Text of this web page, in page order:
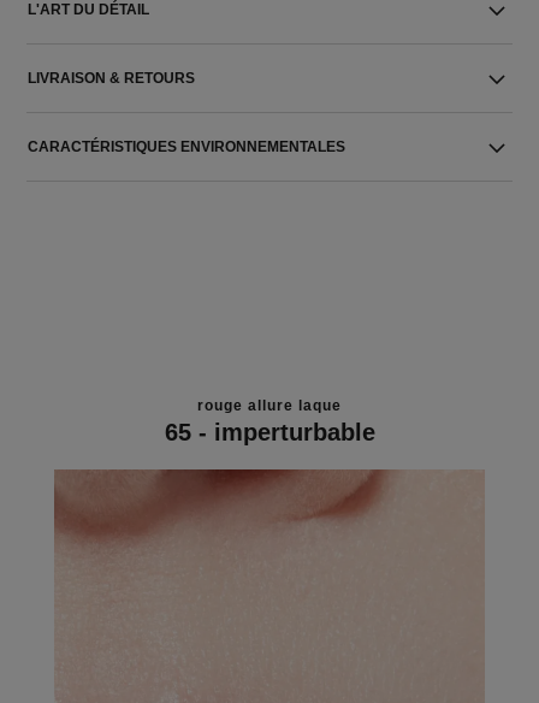
L'ART DU DÉTAIL
LIVRAISON & RETOURS
CARACTÉRISTIQUES ENVIRONNEMENTALES
rouge allure laque
65 - imperturbable